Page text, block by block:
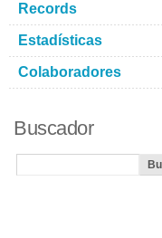
Records
Estadísticas
Colaboradores
Buscador